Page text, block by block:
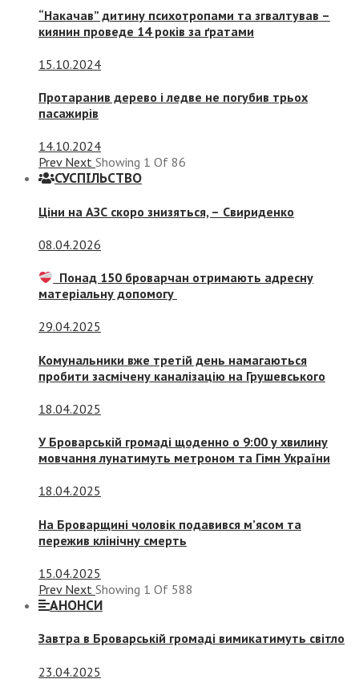
“Накачав” дитину психотропами та згвалтував –
киянин проведе 14 років за ґратами
15.10.2024
Протаранив дерево і ледве не погубив трьох
пасажирів
14.10.2024
Prev Next Showing 1 Of 86
СУСПIЛЬСТВО
Ціни на АЗС скоро знизяться, – Свириденко
08.04.2026
Понад 150 броварчан отримають адресну
матеріальну допомогу
29.04.2025
Комунальники вже третій день намагаються
пробити засмічену каналізацію на Грушевського
18.04.2025
У Броварській громаді щоденно о 9:00 у хвилину
мовчання лунатимуть метроном та Гімн України
18.04.2025
На Броварщині чоловік подавився м’ясом та
пережив клінічну смерть
15.04.2025
Prev Next Showing 1 Of 588
АНОНСИ
Завтра в Броварській громаді вимикатимуть світло
23.04.2025